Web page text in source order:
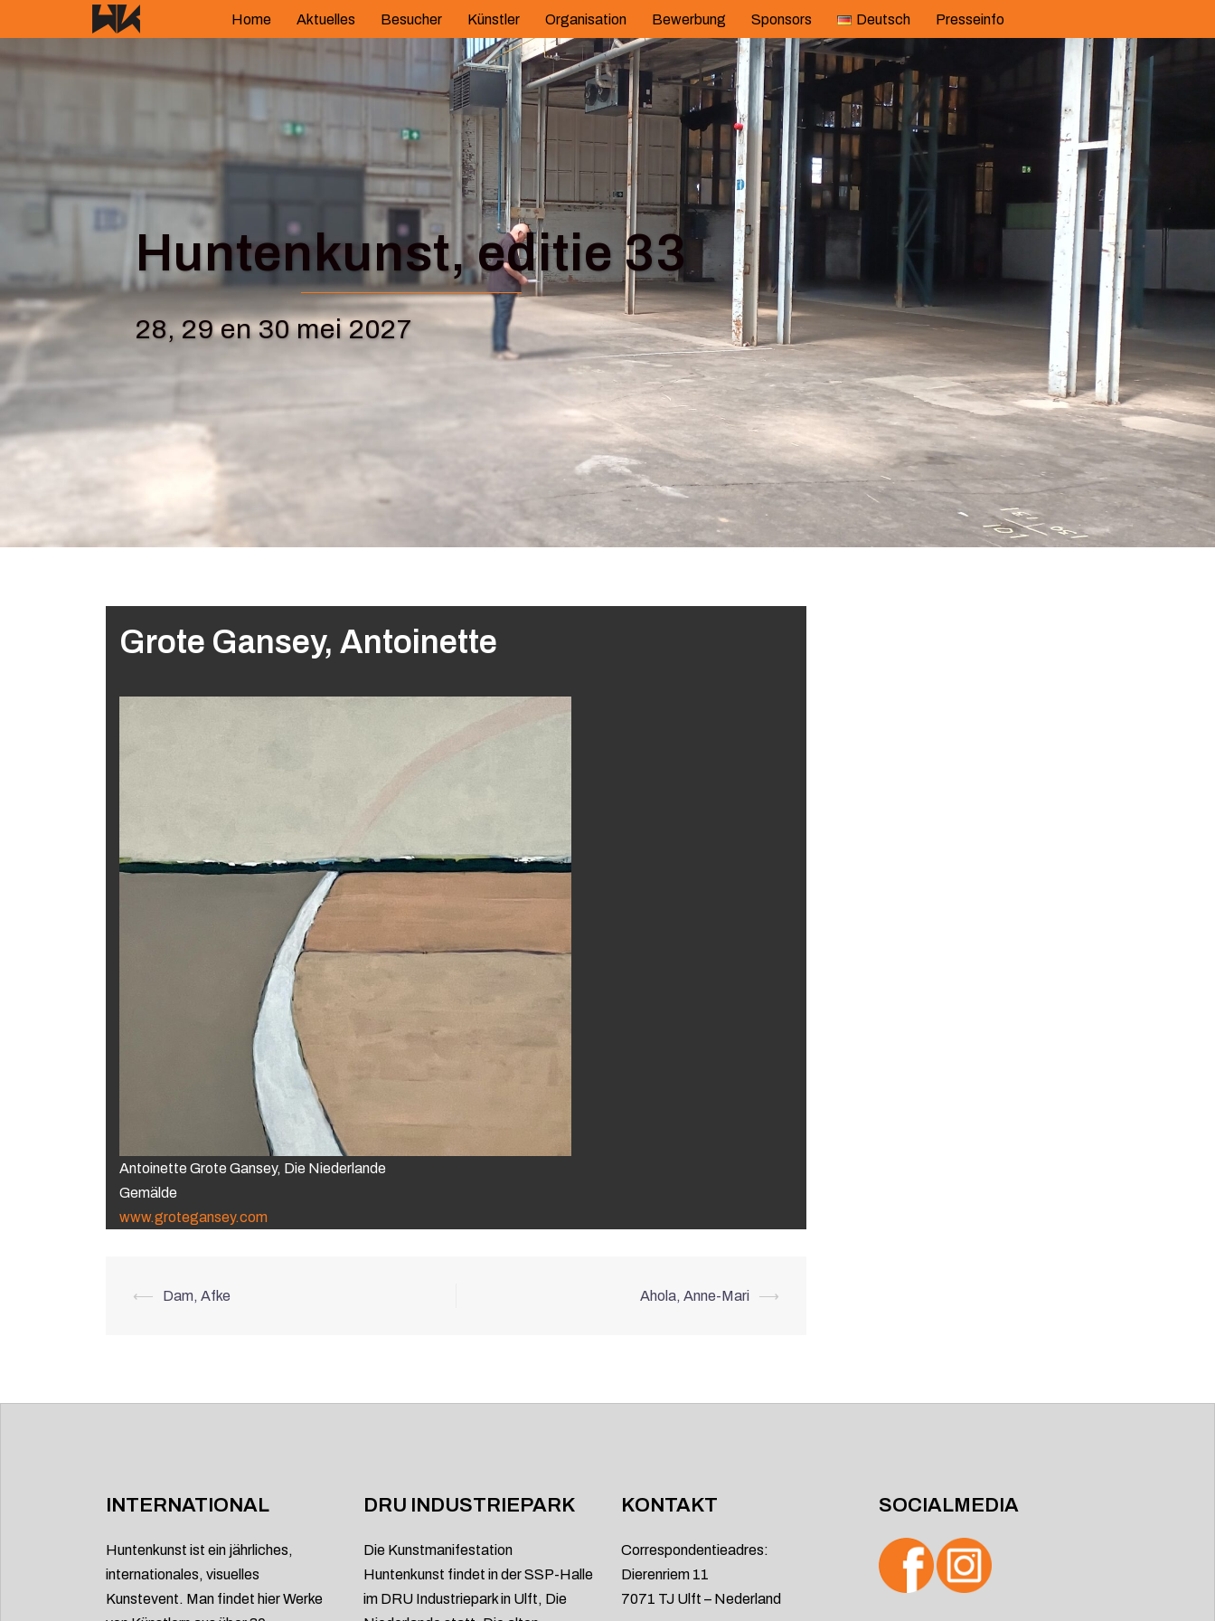
zum
Home Aktuelles Besucher Künstler Organisation Bewerbung Sponsors Deutsch Presseinfo
Huntenkunst, editie 33
28, 29 en 30 mei 2027
Grote Gansey, Antoinette
Antoinette Grote Gansey, Die Niederlande
Gemälde
www.grotegansey.com
Beitrags-
⟵ Dam, Afke Ahola, Anne-Mari ⟶
INTERNATIONAL
Huntenkunst ist ein jährliches,
internationales, visuelles
Kunstevent. Man findet hier Werke
DRU INDUSTRIEPARK
Die Kunstmanifestation
Huntenkunst findet in der SSP-Halle
im DRU Industriepark in Ulft, Die
KONTAKT
Correspondentieadres:
Dierenriem 11
7071 TJ Ulft – Nederland
SOCIALMEDIA